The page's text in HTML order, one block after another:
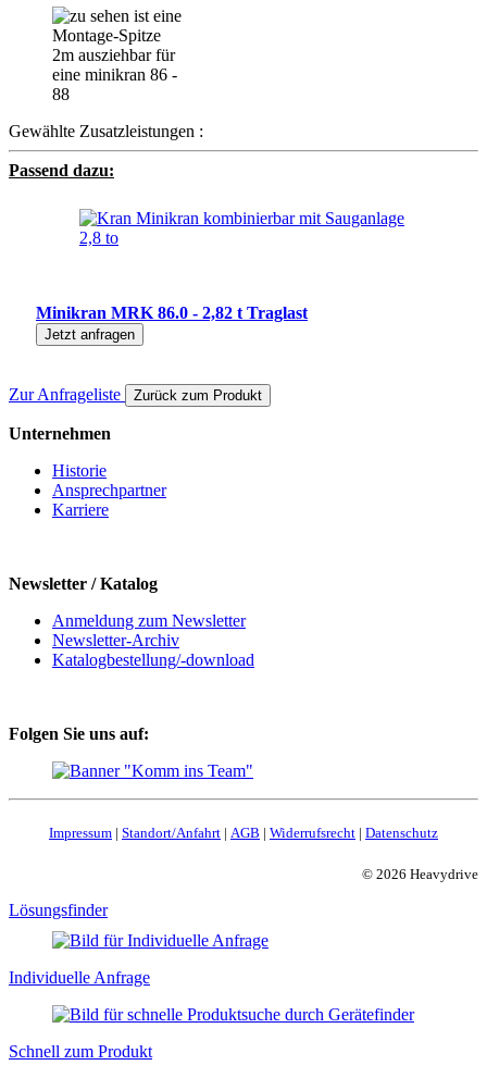
Gewählte Zusatzleistungen :
Passend dazu:
Minikran MRK 86.0 - 2,82 t Traglast
Jetzt anfragen
Zur Anfrageliste Zurück zum Produkt
Unternehmen
Historie
Ansprechpartner
Karriere
Newsletter / Katalog
Anmeldung zum Newsletter
Newsletter-Archiv
Katalogbestellung/-download
Folgen Sie uns auf:
Impressum | Standort/Anfahrt | AGB | Widerrufsrecht | Datenschutz
© 2026 Heavydrive
Lösungsfinder
Individuelle Anfrage
Schnell zum Produkt